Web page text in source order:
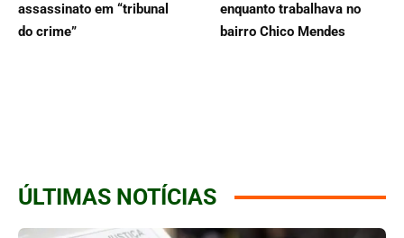
assassinato em “tribunal
do crime”
enquanto trabalhava no
bairro Chico Mendes
ÚLTIMAS NOTÍCIAS